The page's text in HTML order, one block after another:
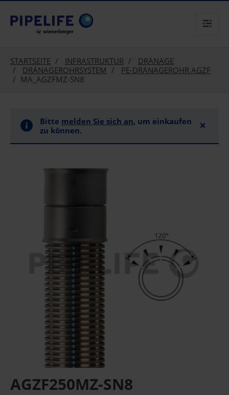
text.skipToContent
text.skipToNavigation
STARTSEITE INFRASTRUKTUR
DRÄNAGE
DRÄNAGEROHRSYSTEM
PE-DRÄNAGEROHR AGZF
MA_AGZFMZ-SN8
Bitte melden Sie sich an, um einkaufen
zu können.
×
AGZF250MZ-SN8